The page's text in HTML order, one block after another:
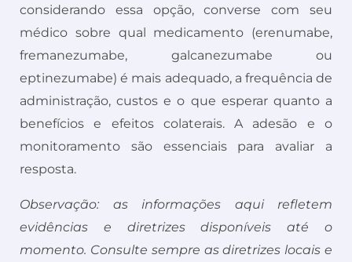
considerando essa opção, converse com seu
médico sobre qual medicamento (erenumabe,
fremanezumabe, galcanezumabe ou
eptinezumabe) é mais adequado, a frequência de
administração, custos e o que esperar quanto a
benefícios e efeitos colaterais. A adesão e o
monitoramento são essenciais para avaliar a
resposta.
Observação: as informações aqui refletem
evidências e diretrizes disponíveis até o
momento. Consulte sempre as diretrizes locais e